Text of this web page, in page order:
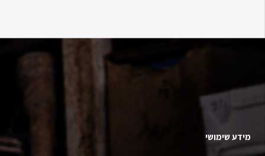
מידע שימושי